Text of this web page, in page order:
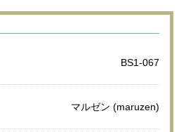
BS1-067
マルゼン (maruzen)